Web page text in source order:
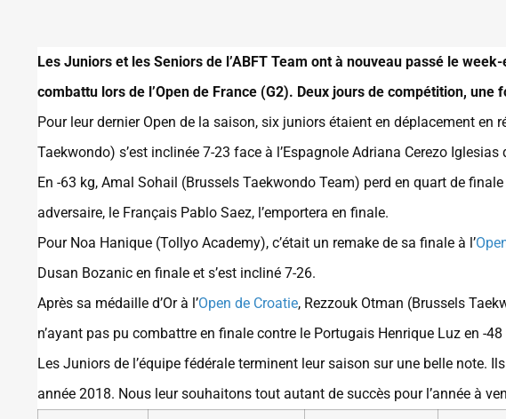
Les Juniors et les Seniors de l’ABFT Team ont à nouveau passé le
combattu lors de l’Open de France (G2). Deux jours de compétition,
Pour leur dernier Open de la saison, six juniors étaient en déplacement en
Taekwondo) s’est inclinée 7-23 face à l’Espagnole Adriana Cerezo
En -63 kg, Amal Sohail (Brussels Taekwondo Team) perd en quart de
adversaire, le Français Pablo Saez, l’emportera en finale.
Pour Noa Hanique (Tollyo Academy), c’était un remake de sa finale à l’
Dusan Bozanic en finale et s’est incliné 7-26.
Après sa médaille d’Or à l’Open de Croatie, Rezzouk Otman (Brussels
n’ayant pas pu combattre en finale contre le Portugais Henrique Luz en -
Les Juniors de l’équipe fédérale terminent leur saison sur une belle note.
année 2018. Nous leur souhaitons tout autant de succès pour l’année à